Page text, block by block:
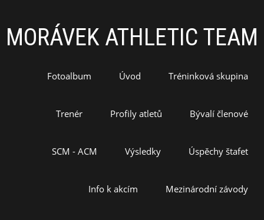
MORÁVEK ATHLETIC TEAM
Fotoalbum Úvod Tréninková skupina
Trenér Profily atletů Bývalí členové
SCM - ACM Výsledky Úspěchy štafet
Info k akcím Mezinárodní závody